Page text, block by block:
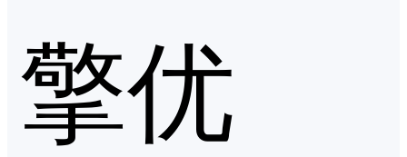
擎优